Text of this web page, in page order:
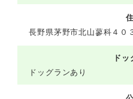
長野県茅野市北山蓼科４０
ドッ
ドッグランあり